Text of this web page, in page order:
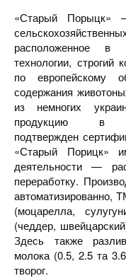
«Старый Порыцк»
расположенное в
технологии, строгий
по европейскому
содержания
из немногих
продукцию в
подтвержден
«Старый Порицк»
деятельности —
переработку.
автоматизированно,
(моцарелла,
(чеддер,
Здесь также
молока (0.5, 2.5 та
творог.